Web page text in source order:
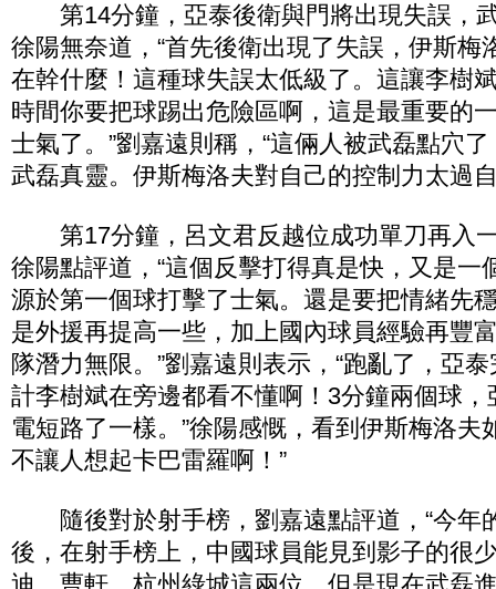
第14分鐘，亞泰後衛與門將出現失誤，
徐陽無奈道，“首先後衛出現了失誤，伊斯梅
在幹什麼！這種球失誤太低級了。這讓李樹
時間你要把球踢出危險區啊，這是最重要的
士氣了。”劉嘉遠則稱，“這倆人被武磊點穴
武磊真靈。伊斯梅洛夫對自己的控制力太過
第17分鐘，呂文君反越位成功單刀再入
徐陽點評道，“這個反擊打得真是快，又是一
源於第一個球打擊了士氣。還是要把情緒先
是外援再提高一些，加上國內球員經驗再豐
隊潛力無限。”劉嘉遠則表示，“跑亂了，亞
計李樹斌在旁邊都看不懂啊！3分鐘兩個球
電短路了一樣。”徐陽感慨，看到伊斯梅洛夫
不讓人想起卡巴雷羅啊！”
隨後對於射手榜，劉嘉遠點評道，“今年
後，在射手榜上，中國球員能見到影子的很